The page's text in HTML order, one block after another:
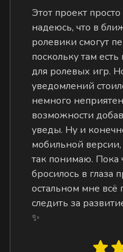
Этот проект
надеюсь, что в
ролевики смогут
поскольку там
для ролевых игр.
уведомлений
немного
возможности
уведы. Ну и
мобильной
так понимаю. Пока
бросилось в глаза
остальном мне всё
следить за
✨